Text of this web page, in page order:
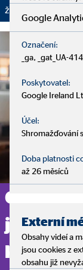
životním
Chcete
jinou
kariéru
Google
Označení:
_ga, _gat_UA-
Poskytovatel:
Google Ireland
Účel:
Shromažďování
Doba platnosti
až 26 měsíců
Externí
Obsahy videí a
jsou cookies z
obsahu již